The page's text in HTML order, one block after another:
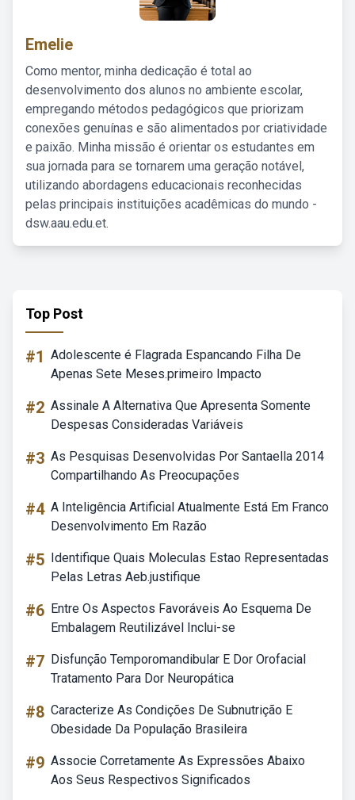
Emelie
Como mentor, minha dedicação é total ao
desenvolvimento dos alunos no ambiente escolar,
empregando métodos pedagógicos que priorizam
conexões genuínas e são alimentados por criatividade
e paixão. Minha missão é orientar os estudantes em
sua jornada para se tornarem uma geração notável,
utilizando abordagens educacionais reconhecidas
pelas principais instituições acadêmicas do mundo -
dsw.aau.edu.et.
Top Post
#1 Adolescente é Flagrada Espancando Filha De
Apenas Sete Meses.primeiro Impacto
#2 Assinale A Alternativa Que Apresenta Somente
Despesas Consideradas Variáveis
#3 As Pesquisas Desenvolvidas Por Santaella 2014
Compartilhando As Preocupações
#4 A Inteligência Artificial Atualmente Está Em Franco
Desenvolvimento Em Razão
#5 Identifique Quais Moleculas Estao Representadas
Pelas Letras Aeb.justifique
#6 Entre Os Aspectos Favoráveis Ao Esquema De
Embalagem Reutilizável Inclui-se
#7 Disfunção Temporomandibular E Dor Orofacial
Tratamento Para Dor Neuropática
#8 Caracterize As Condições De Subnutrição E
Obesidade Da População Brasileira
#9 Associe Corretamente As Expressões Abaixo
Aos Seus Respectivos Significados